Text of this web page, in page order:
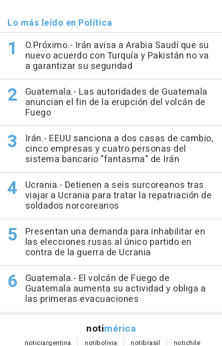
Lo más leído en Política
O.Próximo.- Irán avisa a Arabia Saudí que su
nuevo acuerdo con Turquía y Pakistán no va
a garantizar su seguridad
Guatemala.- Las autoridades de Guatemala
anuncian el fin de la erupción del volcán de
Fuego
Irán.- EEUU sanciona a dos casas de cambio,
cinco empresas y cuatro personas del
sistema bancario "fantasma" de Irán
Ucrania.- Detienen a seis surcoreanos tras
viajar a Ucrania para tratar la repatriación de
soldados norcoreanos
Presentan una demanda para inhabilitar en
las elecciones rusas al único partido en
contra de la guerra de Ucrania
Guatemala.- El volcán de Fuego de
Guatemala aumenta su actividad y obliga a
las primeras evacuaciones
notimérica
noticiargentina notibolivia notibrasil notichile